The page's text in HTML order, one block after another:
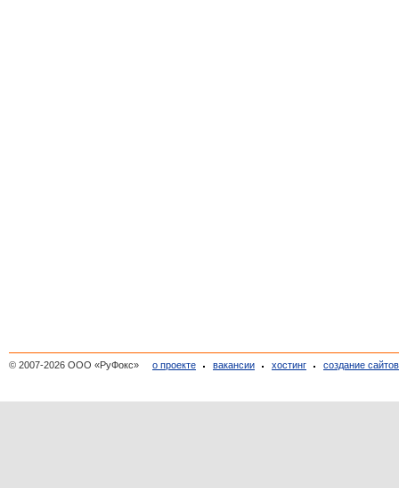
© 2007-2026 ООО «РуФокс» о проекте вакансии хостинг создание сайтов